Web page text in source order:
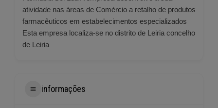
atividade nas áreas de Comércio a retalho de produtos
farmacêuticos em estabelecimentos especializados
Esta empresa localiza-se no distrito de Leiria concelho
de Leiria
informações